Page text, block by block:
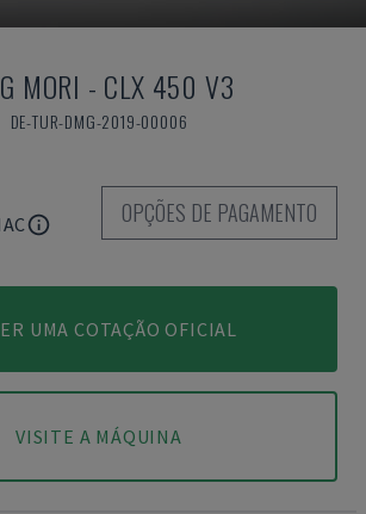
MORI - CLX 450 V3
DE-TUR-DMG-2019-00006
OPÇÕES DE PAGAMENTO
UMA COTAÇÃO OFICIAL
VISITE A MÁQUINA